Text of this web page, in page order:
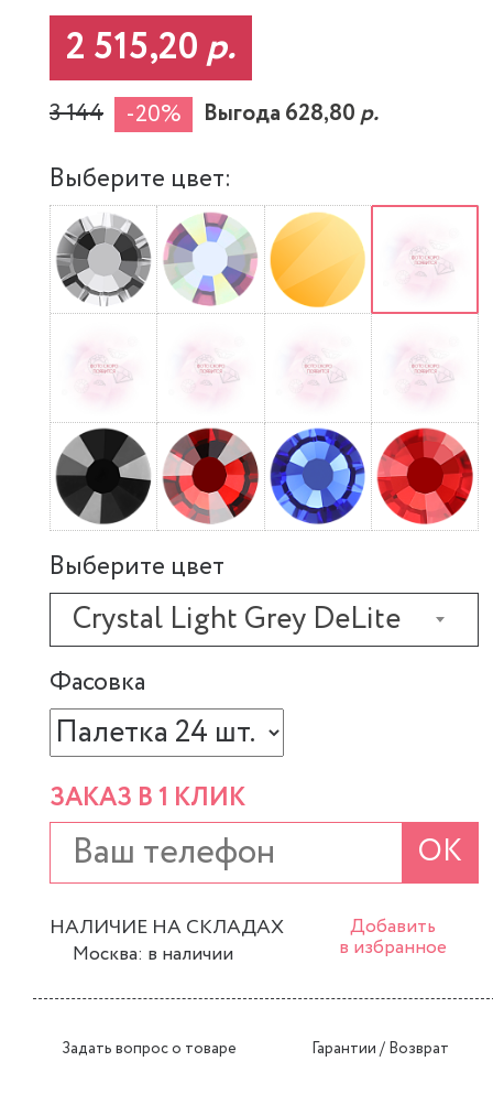
2 515,20р.
3 144 -20% Выгода 628,80р.
Выберите цвет:
Выберите цвет
Crystal Light Grey DeLite
Фасовка
ЗАКАЗ В 1 КЛИК
ОК
НАЛИЧИЕ НА СКЛАДАХ
Москва: в наличии
Добавить
в избранное
Задать вопрос о товаре Гарантии / Возврат